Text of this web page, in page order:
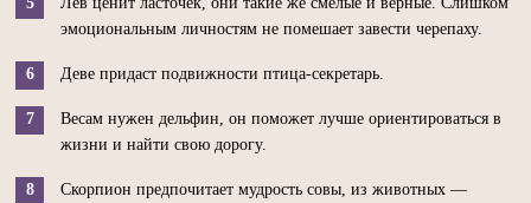
эмоциональным личностям не помешает завести черепаху.
Деве придаст подвижности птица-секретарь.
Весам нужен дельфин, он поможет лучше ориентироваться в
жизни и найти свою дорогу.
Скорпион предпочитает мудрость совы, из животных —